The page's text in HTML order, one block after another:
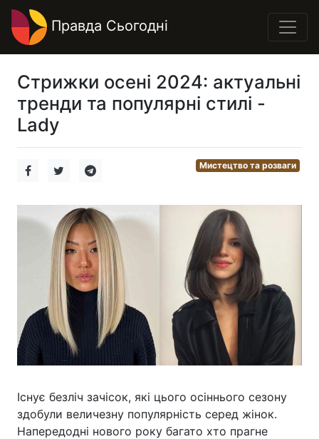
Правда Сьогодні
Стрижки осені 2024: актуальні
тренди та популярні стилі -
Lady
Мистецтво та розваги
Існує безліч зачісок, які цього осіннього сезону
здобули величезну популярність серед жінок.
Напередодні нового року багато хто прагне